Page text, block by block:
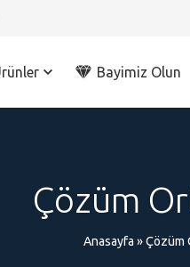
Bayimiz Olun
Çözüm
Anasayfa »Çözüm